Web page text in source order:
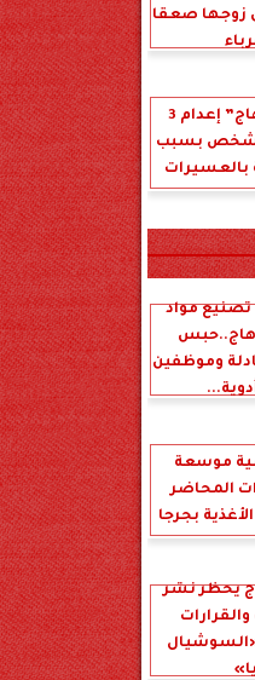
زوجها صعقا
”جنايات سوهاج” إعدام 3
شخص بسبب
بالعسيرات
مواد
و10 صيادلة وموظفين
موسعة
المحاضر
بجرجا
يحظر نشر
«السوشيال